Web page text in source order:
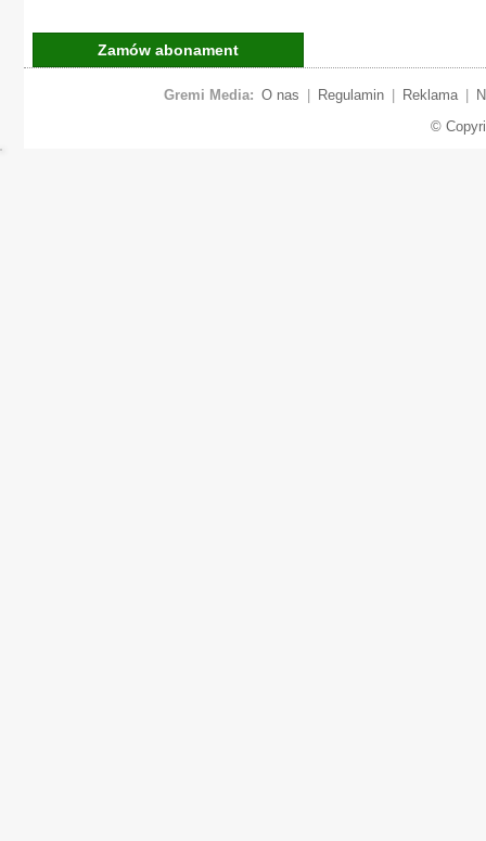
Zamów abonament
Gremi Media: O nas Regulamin Reklama
©